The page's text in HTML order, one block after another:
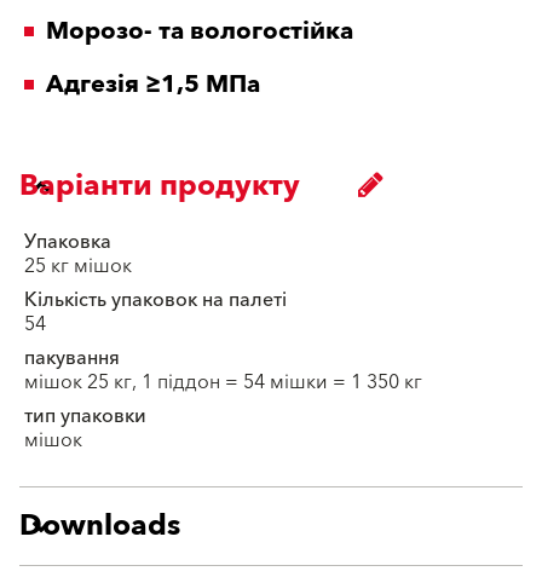
Морозо- та вологостійка
Адгезія ≥1,5 МПа
Варіанти продукту
Упаковка
25 кг мішок
Кількість упаковок на палеті
54
пакування
мішок 25 кг, 1 піддон = 54 мішки = 1 350 кг
тип упаковки
мішок
Downloads